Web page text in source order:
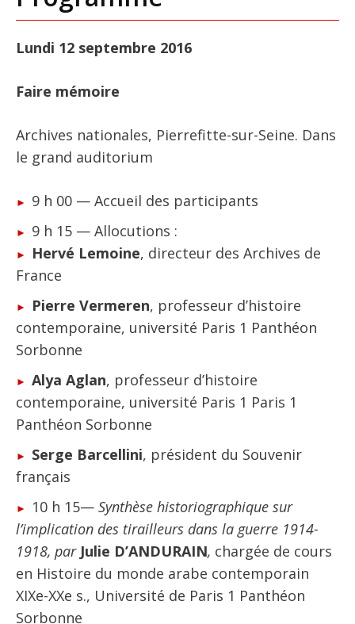
Lundi 12 septembre 2016
Faire mémoire
Archives nationales, Pierrefitte-sur-Seine. Dans
le grand auditorium
9 h 00 — Accueil des participants
9 h 15 — Allocutions :
Hervé Lemoine, directeur des Archives de
France
Pierre Vermeren, professeur d’histoire
contemporaine, université Paris 1 Panthéon
Sorbonne
Alya Aglan, professeur d’histoire
contemporaine, université Paris 1 Paris 1
Panthéon Sorbonne
Serge Barcellini, président du Souvenir
français
10 h 15— Synthèse historiographique sur
l’implication des tirailleurs dans la guerre 1914-
1918, par Julie D’ANDURAIN, chargée de cours
en Histoire du monde arabe contemporain
XIXe-XXe s., Université de Paris 1 Panthéon
Sorbonne